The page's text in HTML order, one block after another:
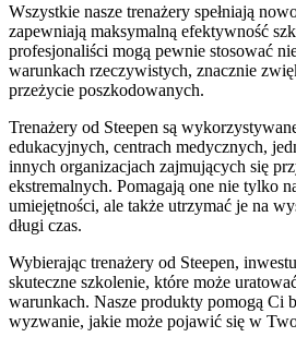
Wszystkie nasze trenażery spełniają
zapewniają maksymalną efektywność
profesjonaliści mogą pewnie stosować
warunkach rzeczywistych, znacznie
przeżycie poszkodowanych.
Trenażery od Steepen są
edukacyjnych, centrach medycznych,
innych organizacjach zajmujących się
ekstremalnych. Pomagają one nie tylko
umiejętności, ale także utrzymać je na
długi czas.
Wybierając trenażery od Steepen,
skuteczne szkolenie, które może
warunkach. Nasze produkty pomogą Ci
wyzwanie, jakie może pojawić się w